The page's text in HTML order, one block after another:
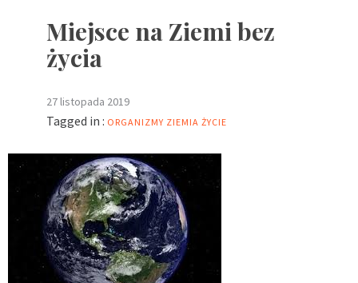
Miejsce na Ziemi bez
życia
27 listopada 2019
Tagged in : ORGANIZMY ZIEMIA ŻYCIE